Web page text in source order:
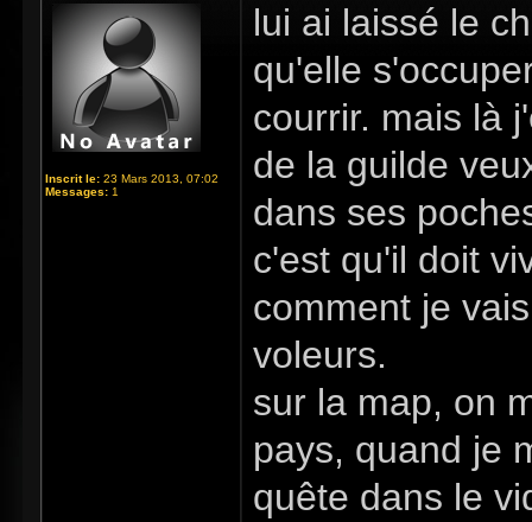
Inscrit le: 23 Mars 2013, 07:02
Messages: 1
lui ai laissé le
qu'elle
courrir. mais là
de la guilde
dans ses
c'est qu'il doit
comment je
voleurs.
sur la map, on
pays, quand je
quête dans le